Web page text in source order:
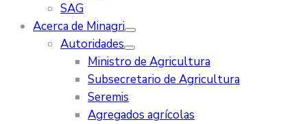
SAG
Acerca de Minagri
Autoridades
Ministro de Agricultura
Subsecretario de Agricultura
Seremis
Agregados agrícolas